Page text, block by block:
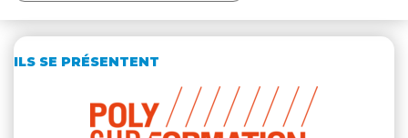
ILS SE PRÉSENTENT